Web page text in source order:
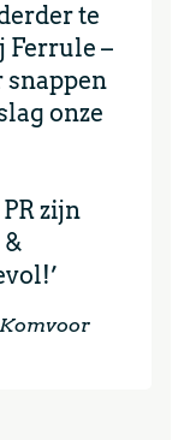
te
Ferrule –
onze
zijn